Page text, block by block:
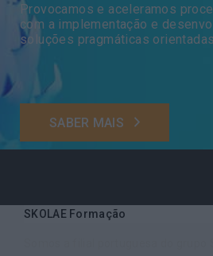
Provocamos e aceleramos
com a implementação e
soluções pragmáticas
SABER MAIS
SKOLAE Formação